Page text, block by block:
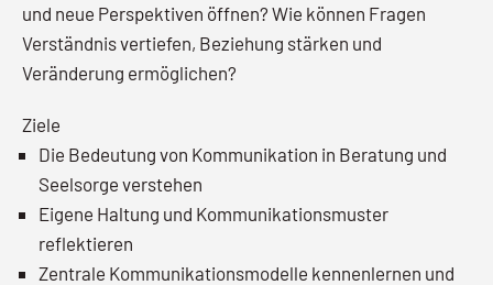
und neue Perspektiven öffnen? Wie können Fragen
Verständnis vertiefen, Beziehung stärken und
Veränderung ermöglichen?
Ziele
Die Bedeutung von Kommunikation in Beratung und
Seelsorge verstehen
Eigene Haltung und Kommunikationsmuster
reflektieren
Zentrale Kommunikationsmodelle kennenlernen und